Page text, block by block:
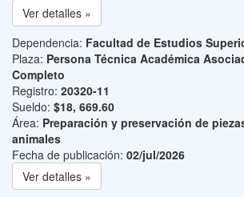
Ver detalles »
Dependencia: Facultad de Estudios
Plaza: Persona Técnica Académica
Completo
Registro: 20320-11
Sueldo: $18, 669.60
Área: Preparación y preservación de
animales
Fecha de publicación: 02/jul/2026
Ver detalles »